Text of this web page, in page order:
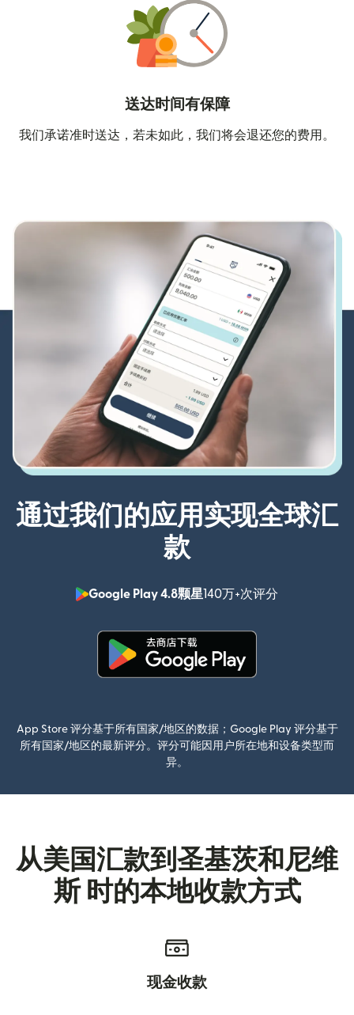
送达时间有保障
我们承诺准时送达，若未如此，我们将会退还您的费用。
通过我们的应用实现全球汇
款
Google Play 4.8颗星140万+次评分
App Store 评分基于所有国家/地区的数据；Google Play 评分基于
所有国家/地区的最新评分。评分可能因用户所在地和设备类型而
异。
从美国汇款到圣基茨和尼维
斯 时的本地收款方式
现金收款